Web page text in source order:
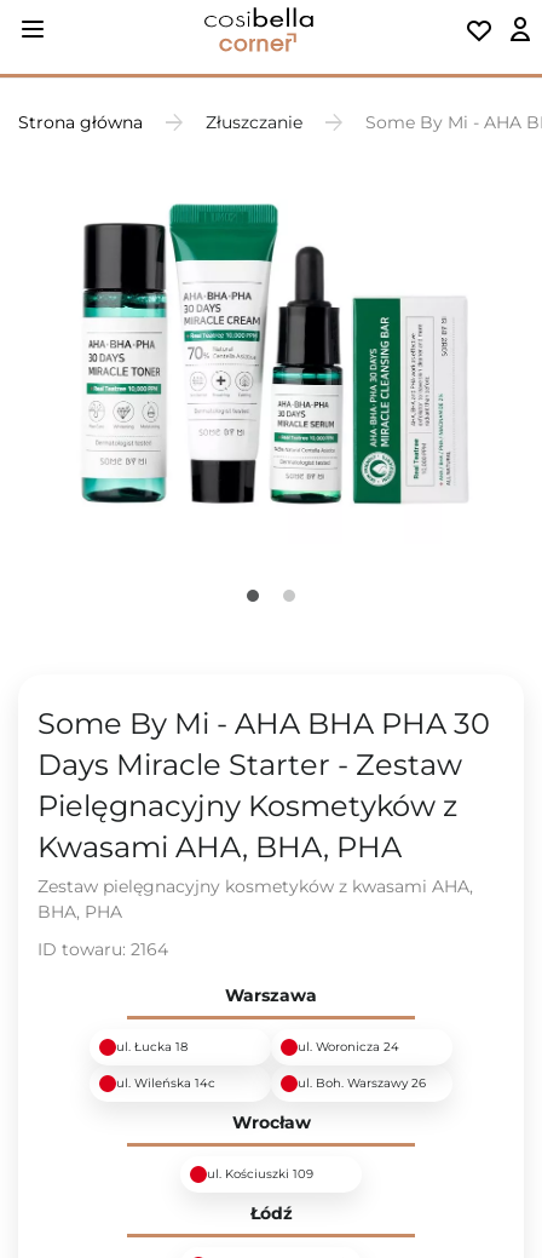
Strona główna Złuszczanie Some By Mi - AHA
Some By Mi - AHA BHA PHA 30
Days Miracle Starter - Zestaw
Pielęgnacyjny Kosmetyków z
Kwasami AHA, BHA, PHA
Zestaw pielęgnacyjny kosmetyków z kwasami AHA,
BHA, PHA
ID towaru: 2164
Warszawa
ul. Łucka 18 ul. Woronicza 24
ul. Wileńska 14c ul. Boh. Warszawy 26
Wrocław
ul. Kościuszki 109
Łódź